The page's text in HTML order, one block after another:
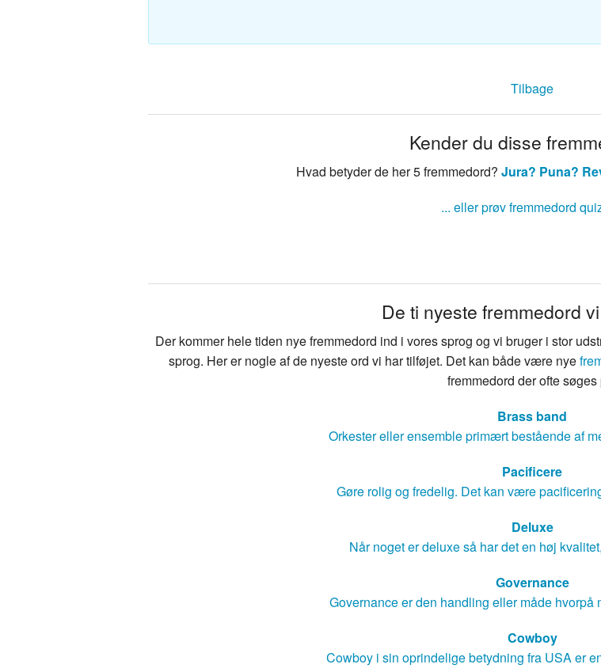
Tilbage
Kender du disse
Hvad betyder de her 5 fremmedord? Jura? Puna?
... eller prøv fremmedord
De ti nyeste fremmedord
Der kommer hele tiden nye fremmedord ind i vores sprog og vi bruger i stor
sprog. Her er nogle af de nyeste ord vi har tilføjet. Det kan både være nye
fremmedord der ofte søges
Brass band
Orkester eller ensemble primært bestående af
Pacificere
Gøre rolig og fredelig. Det kan være
Deluxe
Når noget er deluxe så har det en høj
Governance
Governance er den handling eller måde hvorpå
Cowboy
Cowboy i sin oprindelige betydning fra USA er